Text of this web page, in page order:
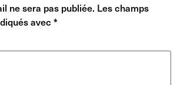
ne sera pas publiée. Les champs
avec *